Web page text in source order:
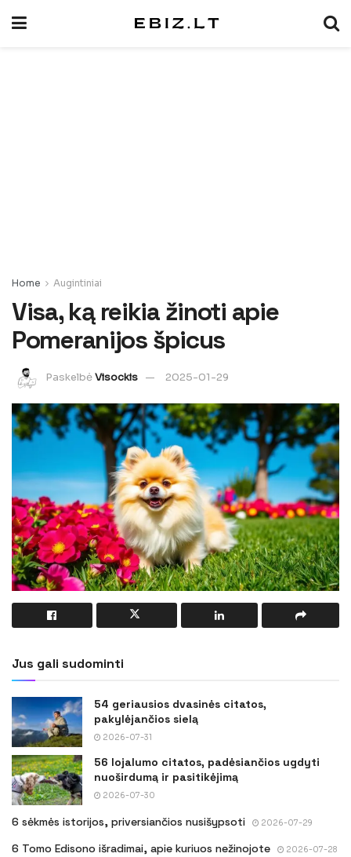
Home Augintiniai
Visa, ką reikia žinoti apie
Pomeranijos špicus
PaskelbėVisockis 2025-01-29
Jus gali sudominti
54 geriausios dvasinės citatos,
pakylėjančios sielą
2026-07-31
56 lojalumo citatos, padėsiančios ugdyti
nuoširdumą ir pasitikėjimą
2026-07-30
6 sėkmės istorijos, priversiančios nusišypsoti 2026-07-29
6 Tomo Edisono išradimai, apie kuriuos nežinojote 2026-07-28